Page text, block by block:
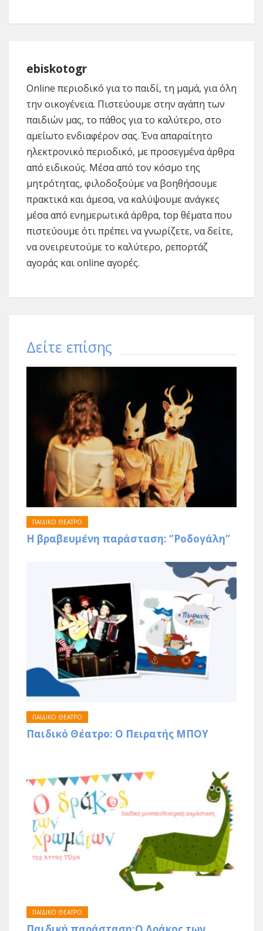
ebiskotogr
Online περιοδικό για το παιδί, τη μαμά, για όλη
την οικογένεια. Πιστεύουμε στην αγάπη των
παιδιών μας, το πάθος για το καλύτερο, στο
αμείωτο ενδιαφέρον σας. Ένα απαραίτητο
ηλεκτρονικό περιοδικό, με προσεγμένα άρθρα
από ειδικούς. Μέσα από τον κόσμο της
μητρότητας, φιλοδοξούμε να βοηθήσουμε
πρακτικά και άμεσα, να καλύψουμε ανάγκες
μέσα από ενημερωτικά άρθρα, top θέματα που
πιστεύουμε ότι πρέπει να γνωρίζετε, να δείτε,
να ονειρευτούμε το καλύτερο, ρεπορτάζ
αγοράς και online αγορές.
Δείτε επίσης
ΠΑΙΔΙΚΟ ΘΕΑΤΡΟ
Η βραβευμένη παράσταση: ‘’Ροδογάλη’’
ΠΑΙΔΙΚΟ ΘΕΑΤΡΟ
Παιδικό Θέατρο: Ο Πειρατής ΜΠΟΥ
ΠΑΙΔΙΚΟ ΘΕΑΤΡΟ